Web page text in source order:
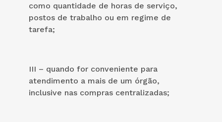
como quantidade de horas de serviço,
postos de trabalho ou em regime de
tarefa;
III – quando for conveniente para
atendimento a mais de um órgão,
inclusive nas compras centralizadas;